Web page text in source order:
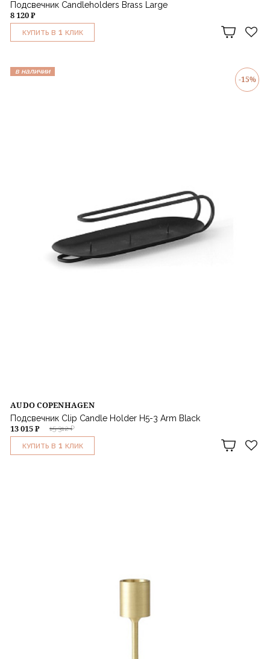
Подсвечник Candleholders Brass Large
8 120 ₽
КУПИТЬ В 1 КЛИК
в наличии
-15%
AUDO COPENHAGEN
Подсвечник Clip Candle Holder H5-3 Arm Black
15 312 ₽
13 015 ₽
КУПИТЬ В 1 КЛИК